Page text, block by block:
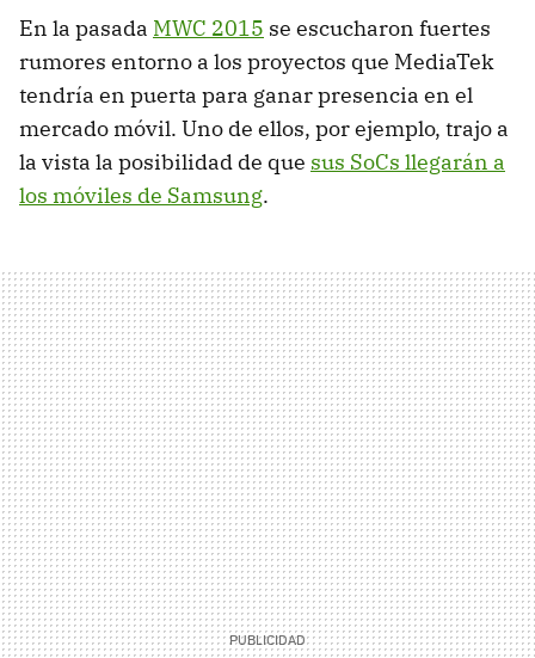
En la pasada MWC 2015 se escucharon fuertes
rumores entorno a los proyectos que MediaTek
tendría en puerta para ganar presencia en el
mercado móvil. Uno de ellos, por ejemplo, trajo a
la vista la posibilidad de que sus SoCs llegarán a
los móviles de Samsung.